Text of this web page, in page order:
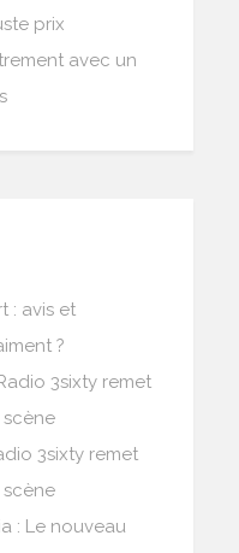
prix
avec un
: avis et
?
3sixty remet
3sixty remet
: Le nouveau